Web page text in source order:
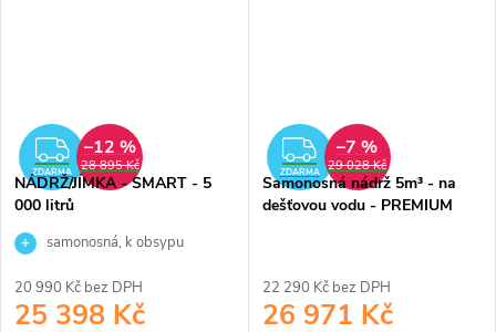
ZDARMA
ZDARMA 28 895 Kč
–12 %
NÁDRŽ/JÍMKA - SMART - 5
000 litrů
samonosná, k obsypu
20 990 Kč bez DPH
25 398 Kč
ZDARMA
ZDARMA 29 028 Kč
–7 %
Samonosná nádrž 5m³ - na
dešťovou vodu - PREMIUM
22 290 Kč bez DPH
26 971 Kč